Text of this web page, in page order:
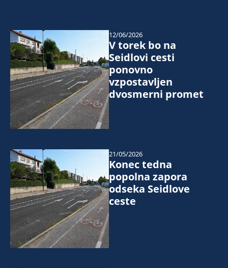
V torek bo na
Seidlovi cesti
ponovno
vzpostavljen
dvosmerni promet
12/06/2026
Konec tedna
popolna zapora
odseka Seidlove
ceste
21/05/2026